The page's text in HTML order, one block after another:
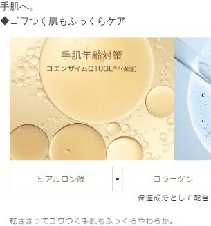
手肌へ。
◆ゴワつく肌もふっくらケア